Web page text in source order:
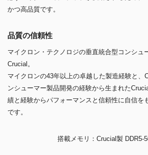
かつ高品質です。
品質の信頼性
マイクロン・テクノロジの垂直統合型コンシュ
Crucial。
マイクロンの43年以上の卓越した製造経験と、
ンシューマー製品開発の経験から生まれた
績と経験からパフォーマンスと信頼性に自信を
です。
搭載メモリ：Crucial製